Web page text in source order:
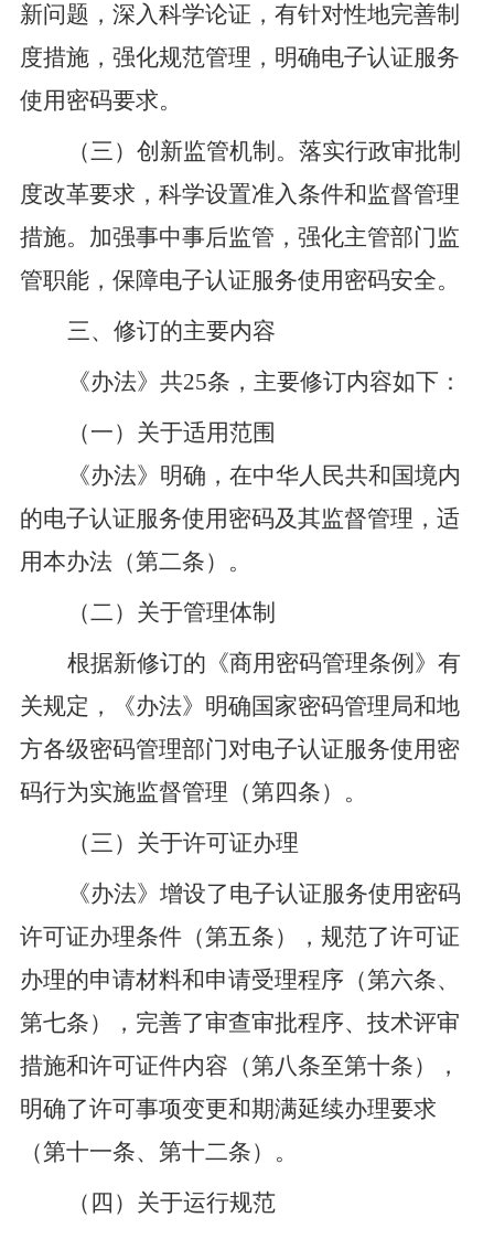
新问题，深入科学论证，有针对性地完善制
度措施，强化规范管理 ，明确电子认证服务
使用密码要求。
（三）创新监管机制。 落实行政审批制
度改革要求，科学设置准入条件和监督管理
措施。加强事中事后监管，强化主管部门监
管职能，保障电子认证服务使用密码安全。
三、 修订的主要内容
《办法》 共25条， 主要修订内容如下：
（一）关于适用范围
《办法》 明确，在中华人民共和国境内
的电子认证服务使用密码及其监督管理，适
用本办法（第二条） 。
（二）关于管理体制
根据新修订的《商用密码管理条例》有
关规定，
《办法》 明确国家密码管理局和地
方各级密码管理部门对电子认证服务使用密
码行为实施监督管理 （第四条） 。
（三）关于许可证办理
《办法》 增设了电子认证服务使用密码
许可证办理条件（第五条）
，规范了许可证
办理的申请材料和申请受理程序 （第六条、
第七条）
，完善了审查审批程序、技术评审
措施和许可证件内容 （第八条至第十条）
，
明确了许可事项变更和期满延续办理要求
（第十一条、第十二条） 。
（四）关于运行规范